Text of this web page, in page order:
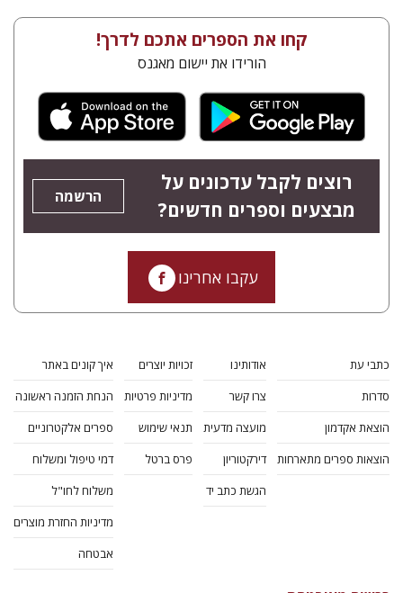
קחו את הספרים אתכם לדרך!
הורידו את יישום מאגנס
רוצים לקבל עדכונים על
מבצעים וספרים חדשים?
הרשמה
עקבו אחרינו
כתבי עת
סדרות
הוצאת אקדמון
הוצאות ספרים מתארחות
אודותינו
צרו קשר
מועצה מדעית
דירקטוריון
הגשת כתב יד
זכויות יוצרים
מדיניות פרטיות
תנאי שימוש
פרס ברטל
איך קונים באתר
הנחת הזמנה ראשונה
ספרים אלקטרוניים
דמי טיפול ומשלוח
משלוח לחו"ל
מדיניות החזרת מוצרים
אבטחה